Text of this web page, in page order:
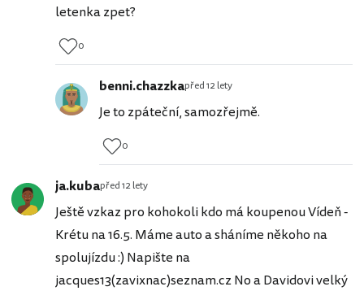
letenka zpet?
0
benni.chazzkapřed 12 lety
Je to zpáteční, samozřejmě.
0
ja.kubapřed 12 lety
Ještě vzkaz pro kohokoli kdo má koupenou Vídeň -
Krétu na 16.5. Máme auto a sháníme někoho na
spolujízdu :) Napište na
jacques13(zavixnac)seznam.cz No a Davidovi velký